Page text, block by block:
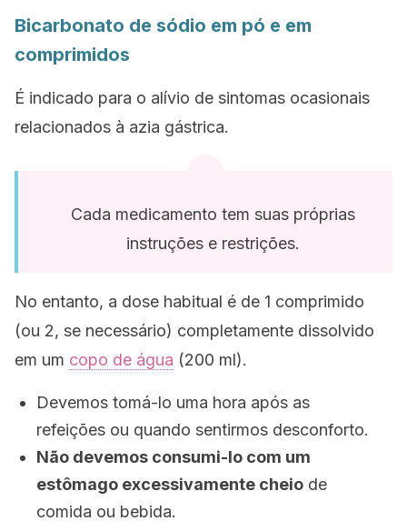
Bicarbonato de sódio em pó e em
comprimidos
É indicado para o alívio de sintomas ocasionais
relacionados à azia gástrica.
Cada medicamento tem suas próprias
instruções e restrições.
No entanto, a dose habitual é de 1 comprimido
(ou 2, se necessário) completamente dissolvido
em um copo de água (200 ml).
Devemos tomá-lo uma hora após as
refeições ou quando sentirmos desconforto.
Não devemos consumi-lo com um
estômago excessivamente cheio de
comida ou bebida.